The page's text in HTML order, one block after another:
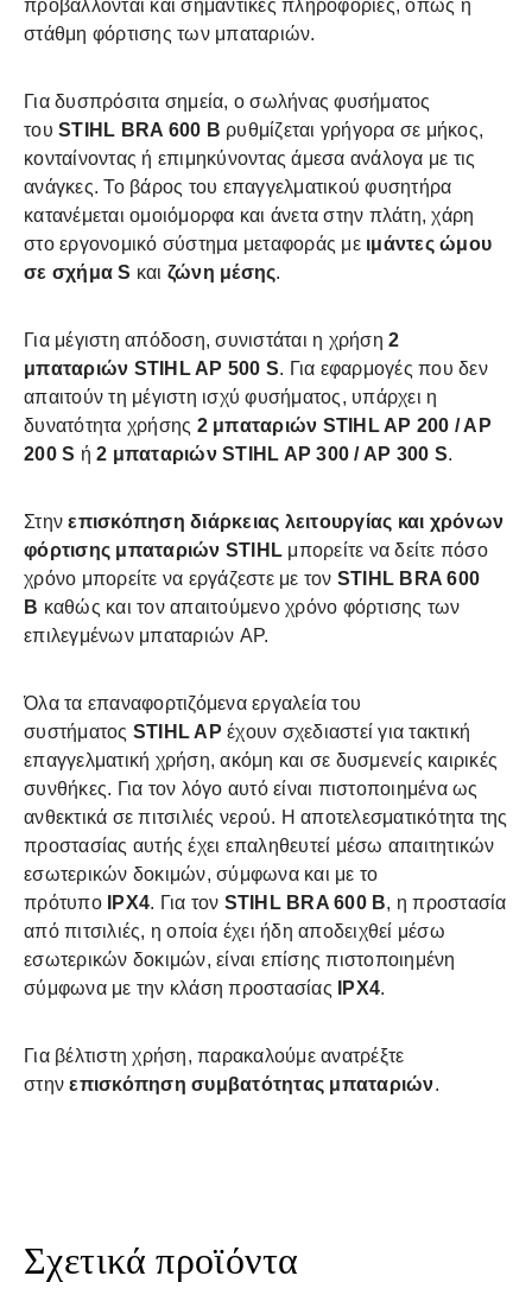
προβάλλονται και σημαντικές πληροφορίες, όπως η
στάθμη φόρτισης των μπαταριών.
Για δυσπρόσιτα σημεία, ο σωλήνας φυσήματος
του STIHL BRA 600 B ρυθμίζεται γρήγορα σε μήκος,
κονταίνοντας ή επιμηκύνοντας άμεσα ανάλογα με τις
ανάγκες. Το βάρος του επαγγελματικού φυσητήρα
κατανέμεται ομοιόμορφα και άνετα στην πλάτη, χάρη
στο εργονομικό σύστημα μεταφοράς με ιμάντες ώμου
σε σχήμα S και ζώνη μέσης.
Για μέγιστη απόδοση, συνιστάται η χρήση 2
μπαταριών STIHL AP 500 S. Για εφαρμογές που δεν
απαιτούν τη μέγιστη ισχύ φυσήματος, υπάρχει η
δυνατότητα χρήσης 2 μπαταριών STIHL AP 200 / AP
200 S ή 2 μπαταριών STIHL AP 300 / AP 300 S.
Στην επισκόπηση διάρκειας λειτουργίας και χρόνων
φόρτισης μπαταριών STIHL μπορείτε να δείτε πόσο
χρόνο μπορείτε να εργάζεστε με τον STIHL BRA 600
B καθώς και τον απαιτούμενο χρόνο φόρτισης των
επιλεγμένων μπαταριών AP.
Όλα τα επαναφορτιζόμενα εργαλεία του
συστήματος STIHL AP έχουν σχεδιαστεί για τακτική
επαγγελματική χρήση, ακόμη και σε δυσμενείς καιρικές
συνθήκες. Για τον λόγο αυτό είναι πιστοποιημένα ως
ανθεκτικά σε πιτσιλιές νερού. Η αποτελεσματικότητα της
προστασίας αυτής έχει επαληθευτεί μέσω απαιτητικών
εσωτερικών δοκιμών, σύμφωνα και με το
πρότυπο
IPX4. Για τον STIHL BRA 600 B, η προστασία
από πιτσιλιές, η οποία έχει ήδη αποδειχθεί μέσω
εσωτερικών δοκιμών, είναι επίσης πιστοποιημένη
σύμφωνα με την κλάση προστασίας
IPX4.
Για βέλτιστη χρήση, παρακαλούμε ανατρέξτε
στην επισκόπηση συμβατότητας μπαταριών.
Σχετικά προϊόντα